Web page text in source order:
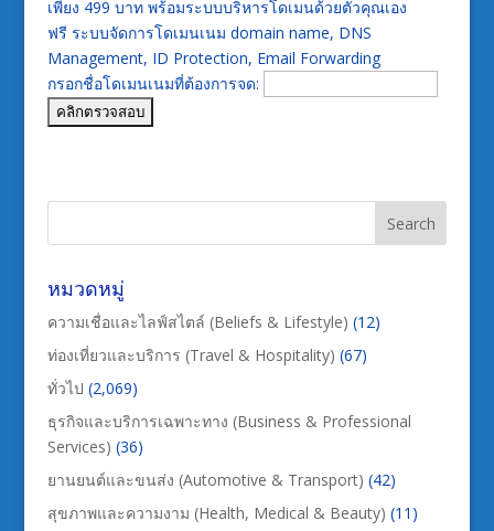
เพียง 499 บาท พร้อมระบบบริหารโดเมนด้วยตัวคุณเอง
ฟรี ระบบจัดการโดเมนเนม domain name, DNS
Management, ID Protection, Email Forwarding
กรอกชื่อโดเมนเนมที่ต้องการจด:
หมวดหมู่
ความเชื่อและไลฟ์สไตล์ (Beliefs & Lifestyle) (12)
ท่องเที่ยวและบริการ (Travel & Hospitality) (67)
ทั่วไป (2,069)
ธุรกิจและบริการเฉพาะทาง (Business & Professional
Services) (36)
ยานยนต์และขนส่ง (Automotive & Transport) (42)
สุขภาพและความงาม (Health, Medical & Beauty) (11)